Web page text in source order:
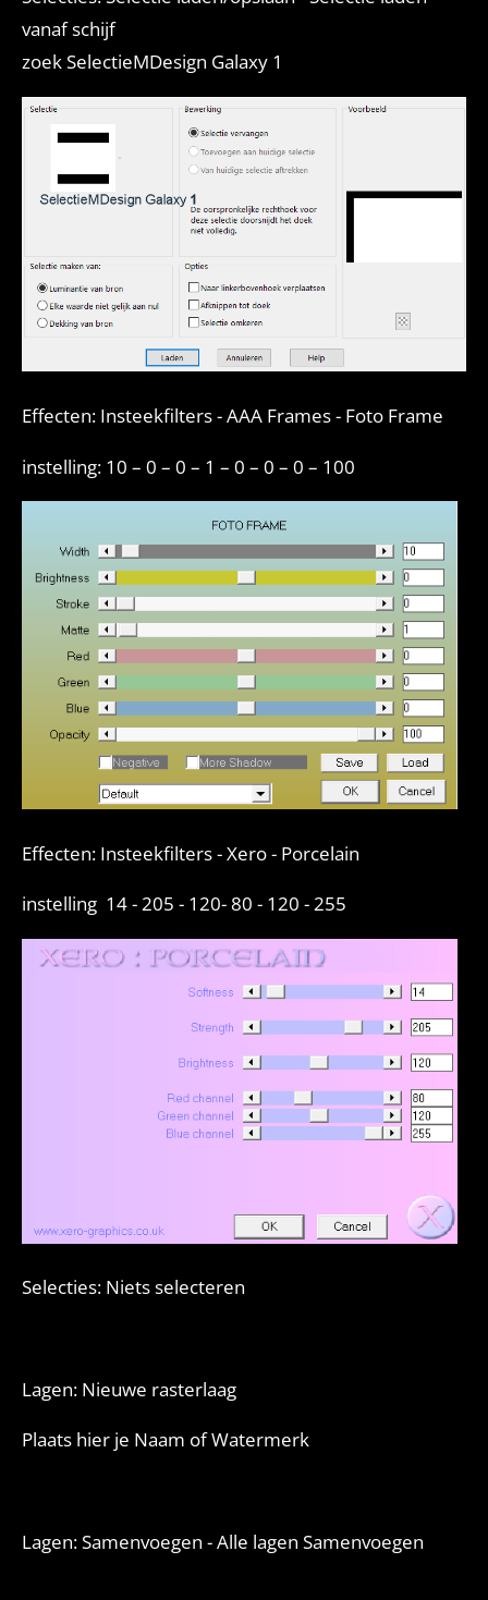
vanaf schijf
zoek SelectieMDesign Galaxy 1
Effecten: Insteekfilters -AAA Frames - Foto Frame
instelling: 10 – 0 – 0 – 1 – 0 – 0 – 0 – 100
Effecten: Insteekfilters - Xero - Porcelain
instelling 14 - 205 - 120- 80 - 120 - 255
Selecties: Niets selecteren
Lagen: Nieuwe rasterlaag
Plaats hier je Naam of Watermerk
Lagen: Samenvoegen - Alle lagen Samenvoegen